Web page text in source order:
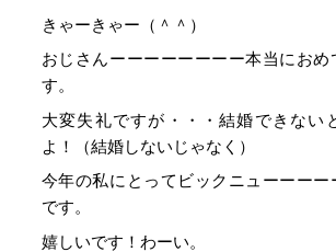
きゃーきゃー（＾＾）
おじさんーーーーーーーー本当におめ
す。
大変失礼ですが・・・結婚できない
よ！（結婚しないじゃなく）
今年の私にとってビックニューーーー
です。
嬉しいです！わーい。